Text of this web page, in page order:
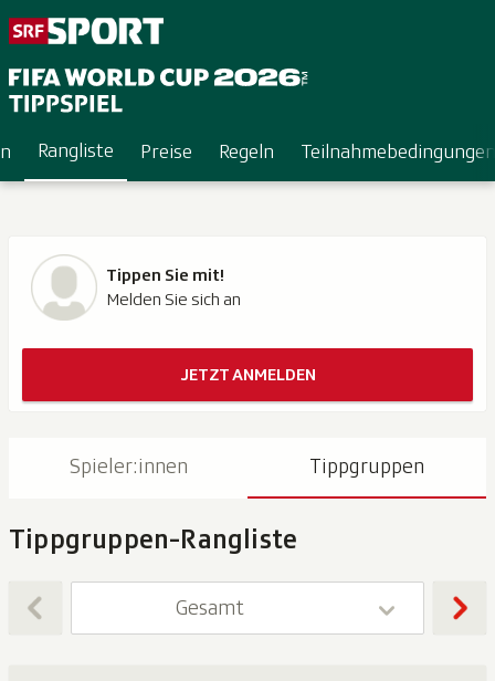
Rangliste Preise Regeln Teilnahmebedingungen
Spieler:innen Tippgruppen
Tippgruppen-Rangliste
Gesamt
Tippen Sie mit!
Melden Sie sich an
JETZT ANMELDEN